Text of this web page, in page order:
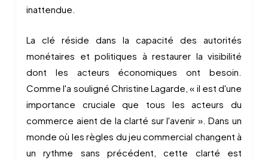
inattendue.
La clé réside dans la capacité des autorités
monétaires et politiques à restaurer la visibilité
dont les acteurs économiques ont besoin.
Comme l'a souligné Christine Lagarde, « il est d'une
importance cruciale que tous les acteurs du
commerce aient de la clarté sur l'avenir ». Dans un
monde où les règles du jeu commercial changent à
un rythme sans précédent, cette clarté est